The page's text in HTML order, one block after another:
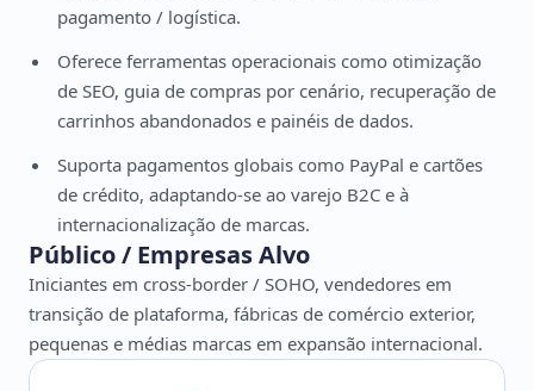
pagamento / logística.
Oferece ferramentas operacionais como otimização
de SEO, guia de compras por cenário, recuperação de
carrinhos abandonados e painéis de dados.
Suporta pagamentos globais como PayPal e cartões
de crédito, adaptando-se ao varejo B2C e à
internacionalização de marcas.
Público / Empresas Alvo
Iniciantes em cross-border / SOHO, vendedores em
transição de plataforma, fábricas de comércio exterior,
pequenas e médias marcas em expansão internacional.